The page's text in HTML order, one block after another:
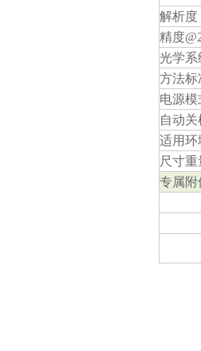
解析度
精度
光学系
方法标
电源模
自动关
适用环
尺寸重
专属附